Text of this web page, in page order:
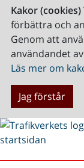
Kakor (cookies)
förbättra och
Genom att
användandet
Läs mer om
Jag förstår